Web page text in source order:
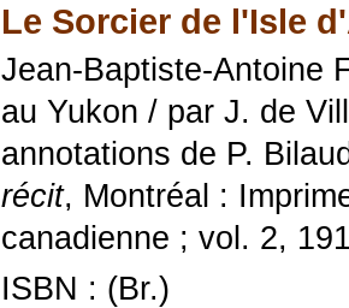
Le Sorcier de l'Isle
Jean-Baptiste-Antoine
au Yukon / par J. de
annotations de P.
récit, Montréal :
canadienne ; vol. 2,
ISBN : (Br.)